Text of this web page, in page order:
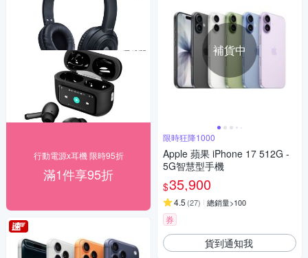
行動電源x耳機 限時95折
滿1件享95折
補貨中
限時狂降1000
Apple 蘋果 iPhone 17 512G -
5G智慧型手機
$35,900
4.5 (27) 總銷量>100
券
貨到通知我